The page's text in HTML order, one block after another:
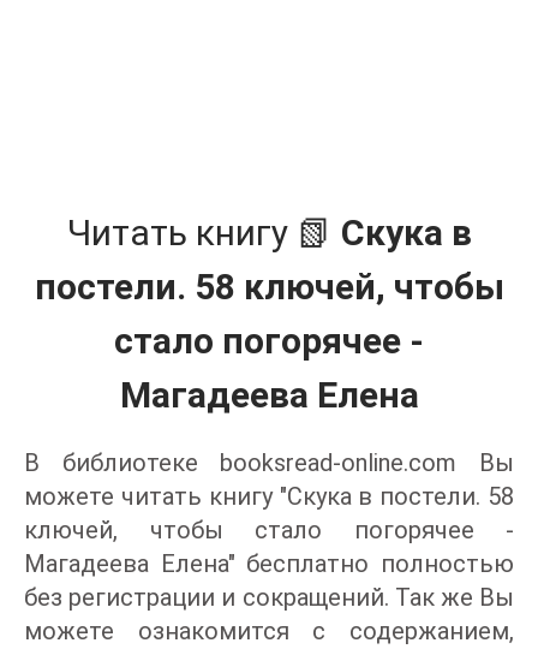
Читать книгу 📗 Скука в
постели. 58 ключей, чтобы
стало погорячее -
Магадеева Елена
В библиотеке booksread-online.com Вы
можете читать книгу "Скука в постели. 58
ключей, чтобы стало погорячее -
Магадеева Елена" бесплатно полностью
без регистрации и сокращений. Так же Вы
можете ознакомится с содержанием,